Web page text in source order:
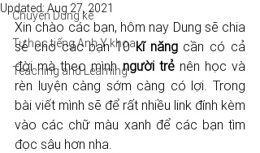
Chuyện Dung kể
Tự học tiếng Anh Y khoa
Teaching and Learning
Updated: Aug 27, 2021
Xin chào các bạn, hôm nay Dung sẽ chia
sẻ cho các bạn 10 kĩ năng cần có cả
đời mà theo mình người trẻ nên học và
rèn luyện càng sớm càng có lợi. Trong
bài viết mình sẽ để rất nhiều link đính kèm
vào các chữ màu xanh để các bạn tìm
đọc sâu hơn nha.